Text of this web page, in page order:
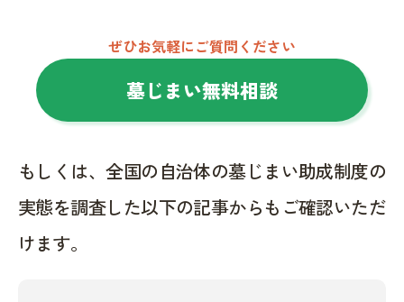
ぜひお気軽にご質問ください
墓じまい無料相談
もしくは、全国の自治体の墓じまい助成制度の
実態を調査した以下の記事からもご確認いただ
けます。